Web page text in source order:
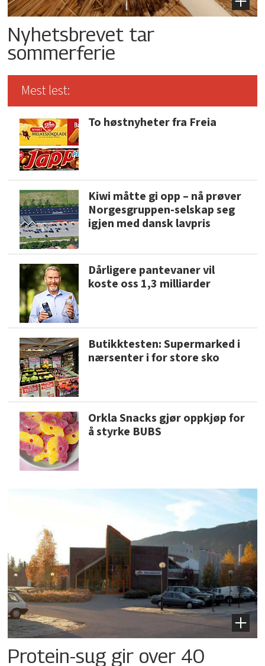
Nyhetsbrevet tar
sommerferie
Mest lest:
To høstnyheter fra Freia
Kiwi måtte gi opp – nå prøver
Norgesgruppen-selskap seg
igjen med dansk lavpris
Dårligere pantevaner vil
koste oss 1,3 milliarder
Butikktesten: Supermarked i
nærsenter i for store sko
Orkla Snacks gjør oppkjøp for
å styrke BUBS
Protein-sug gir over 40